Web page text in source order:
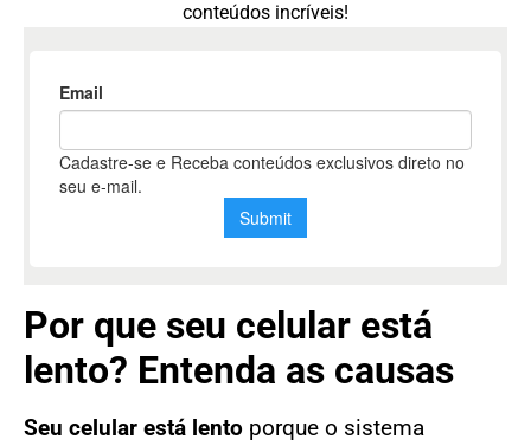
conteúdos incríveis!
Por que seu celular está
lento? Entenda as causas
Seu celular está lento porque o sistema